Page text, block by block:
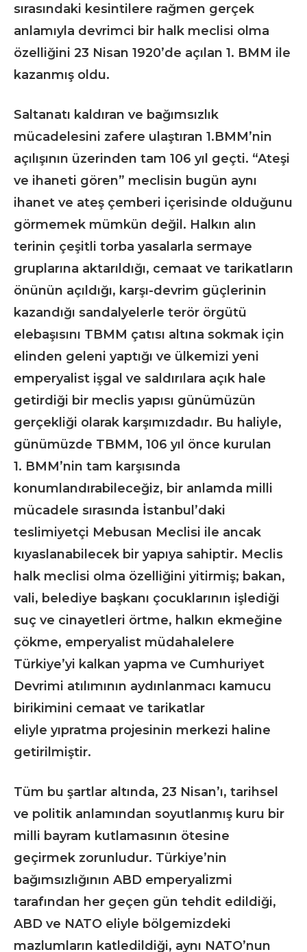
sırasındaki kesintilere rağmen gerçek
anlamıyla devrimci bir halk meclisi olma
özelliğini 23 Nisan 1920’de açılan 1. BMM ile
kazanmış oldu.
Saltanatı kaldıran ve bağımsızlık
mücadelesini zafere ulaştıran 1.BMM’nin
açılışının üzerinden tam 106 yıl geçti. “Ateşi
ve ihaneti gören” meclisin bugün aynı
ihanet ve ateş çemberi içerisinde olduğunu
görmemek mümkün değil. Halkın alın
terinin çeşitli torba yasalarla sermaye
gruplarına aktarıldığı, cemaat ve tarikatların
önünün açıldığı, karşı-devrim güçlerinin
kazandığı sandalyelerle terör örgütü
elebaşısını TBMM çatısı altına sokmak için
elinden geleni yaptığı ve ülkemizi yeni
emperyalist işgal ve saldırılara açık hale
getirdiği bir meclis yapısı günümüzün
gerçekliği olarak karşımızdadır. Bu haliyle,
günümüzde TBMM, 106 yıl önce kurulan
1. BMM’nin tam karşısında
konumlandırabileceğiz, bir anlamda milli
mücadele sırasında İstanbul’daki
teslimiyetçi Mebusan Meclisi ile ancak
kıyaslanabilecek bir yapıya sahiptir. Meclis
halk meclisi olma özelliğini yitirmiş; bakan,
vali, belediye başkanı çocuklarının işlediği
suç ve cinayetleri örtme, halkın ekmeğine
çökme, emperyalist müdahalelere
Türkiye’yi kalkan yapma ve Cumhuriyet
Devrimi atılımının aydınlanmacı kamucu
birikimini cemaat ve tarikatlar
eliyle yıpratma projesinin merkezi haline
getirilmiştir.
Tüm bu şartlar altında, 23 Nisan’ı, tarihsel
ve politik anlamından soyutlanmış kuru bir
milli bayram kutlamasının ötesine
geçirmek zorunludur. Türkiye’nin
bağımsızlığının ABD emperyalizmi
tarafından her geçen gün tehdit edildiği,
ABD ve NATO eliyle bölgemizdeki
mazlumların katledildiği, aynı NATO’nun